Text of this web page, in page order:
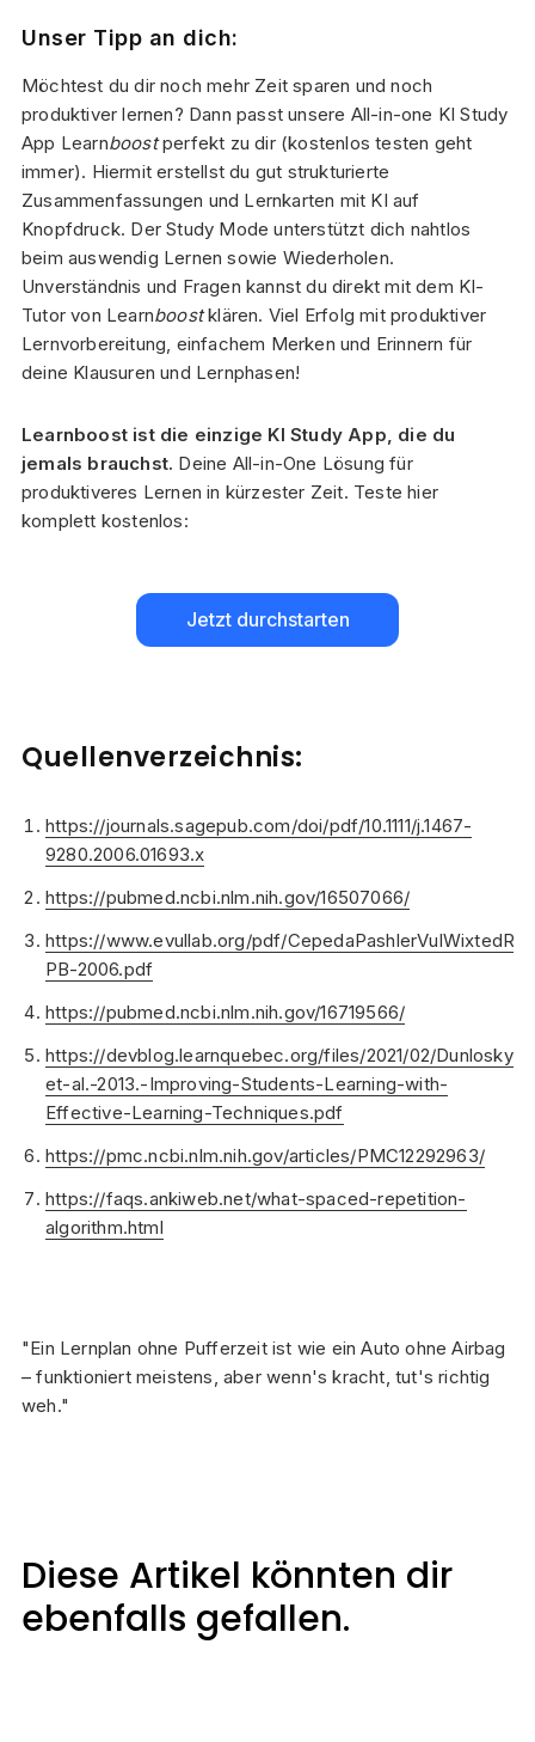
Unser Tipp an dich:
Möchtest du dir noch mehr Zeit sparen und noch
produktiver lernen? Dann passt unsere All-in-one KI Study
App Learnboostperfekt zu dir (kostenlos testen geht
immer). Hiermit erstellst du gut strukturierte
Zusammenfassungen und Lernkarten mit KI auf
Knopfdruck. Der Study Mode unterstützt dich nahtlos
beim auswendig Lernen sowie Wiederholen.
Unverständnis und Fragen kannst du direkt mit dem KI-
Tutor von Learnboostklären. Viel Erfolg mit produktiver
Lernvorbereitung, einfachem Merken und Erinnern für
deine Klausuren und Lernphasen!
Learnboost ist die einzige KI Study App, die du
jemals brauchst. Deine All-in-One Lösung für
produktiveres Lernen in kürzester Zeit. Teste hier
komplett kostenlos:
Jetzt durchstarten
Quellenverzeichnis:
https://journals.sagepub.com/doi/pdf/10.1111/j.1467-
9280.2006.01693.x
https://pubmed.ncbi.nlm.nih.gov/16507066/
https://www.evullab.org/pdf/
PB-2006.pdf
https://pubmed.ncbi.nlm.nih.gov/16719566/
https://devblog.learnquebec.org/files/2021/02/Dunlosky-
et-al.-2013.-Improving-Students-Learning-with-
Effective-Learning-Techniques.pdf
https://pmc.ncbi.nlm.nih.gov/articles/PMC12292963/
https://faqs.ankiweb.net/what-spaced-repetition-
algorithm.html
"Ein Lernplan ohne Pufferzeit ist wie ein Auto ohne Airbag
– funktioniert meistens, aber wenn's kracht, tut's richtig
weh."
Diese Artikel könnten dir
ebenfalls gefallen.